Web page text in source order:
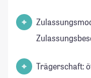
Trägerschaft: